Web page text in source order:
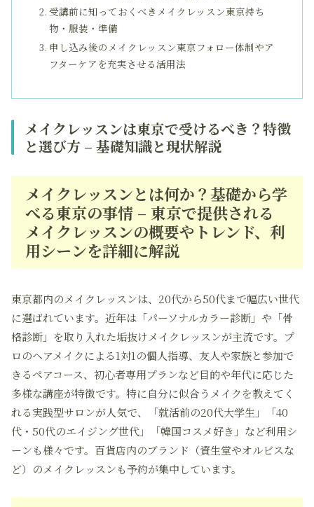
受講前に知っておくべきメイクレッスン東京持ち
物・服装・準備
申し込み後のメイクレッスン東京フォロー体制やア
フターケアを充実させる活用法
メイクレッスンは東京で受けるべき？特徴
と選び方 – 基礎知識と現状解説
メイクレッスンとは何か？基礎から学
べる東京の事情 – 東京で提供される
メイクレッスンの概要やトレンド、利
用シーンを詳細に解説
東京都内のメイクレッスンは、20代から50代まで幅広い世代
に選ばれています。近年は「パーソナルカラー診断」や「骨
格診断」を取り入れた垢抜けメイクレッスンが主流です。プ
ロのヘアメイクによる1対1の個人指導、友人や家族と参加で
きるペアコース、初心者専用プランなど目的や年代に応じた
多様な講座が特徴です。特に自分に似合うメイクを教えてく
れる実践型サロンが人気で、「就活前の20代大学生」「40
代・50代のエイジング世代」「韓国コスメ好き」など利用シ
ーンも様々です。百貨店内のブランド（資生堂やオルビスな
ど）のメイクレッスンも予約が集中しています。